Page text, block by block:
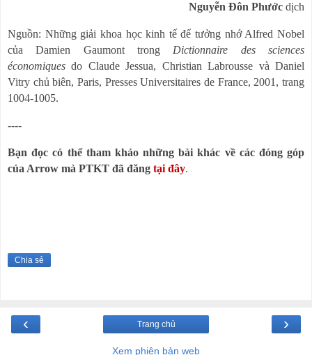
Nguyễn Đôn Phước dịch
Nguồn: Những giải khoa học kinh tế để tưởng nhớ Alfred Nobel
của Damien Gaumont trong Dictionnaire des sciences
économiques do Claude Jessua, Christian Labrousse và Daniel
Vitry chủ biên, Paris, Presses Universitaires de France, 2001, trang
1004-1005.
----
Bạn đọc có thể tham khảo những bài khác về các đóng góp
của Arrow mà PTKT đã đăng tại đây.
Chia sẻ
‹ ›
Trang chủ
Xem phiên bản web